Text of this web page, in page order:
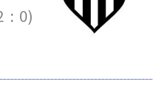
: 0)